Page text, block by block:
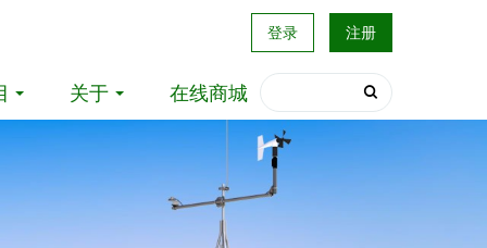
登录 注册
关于 在线商城